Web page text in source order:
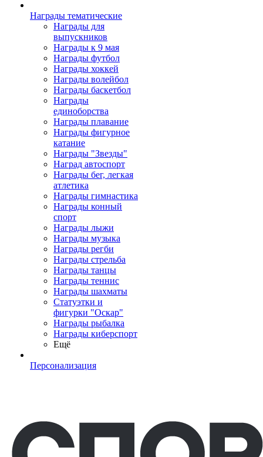
Награды тематические
Награды для
выпускников
Награды к 9 мая
Награды футбол
Награды хоккей
Награды волейбол
Награды баскетбол
Награды
единоборства
Награды плавание
Награды фигурное
катание
Награды "Звезды"
Наград автоспорт
Награды бег, легкая
атлетика
Награды гимнастика
Награды конный
спорт
Награды лыжи
Награды музыка
Награды регби
Награды стрельба
Награды танцы
Награды теннис
Награды шахматы
Статуэтки и
фигурки "Оскар"
Награды рыбалка
Награды киберспорт
Ещё
Персонализация